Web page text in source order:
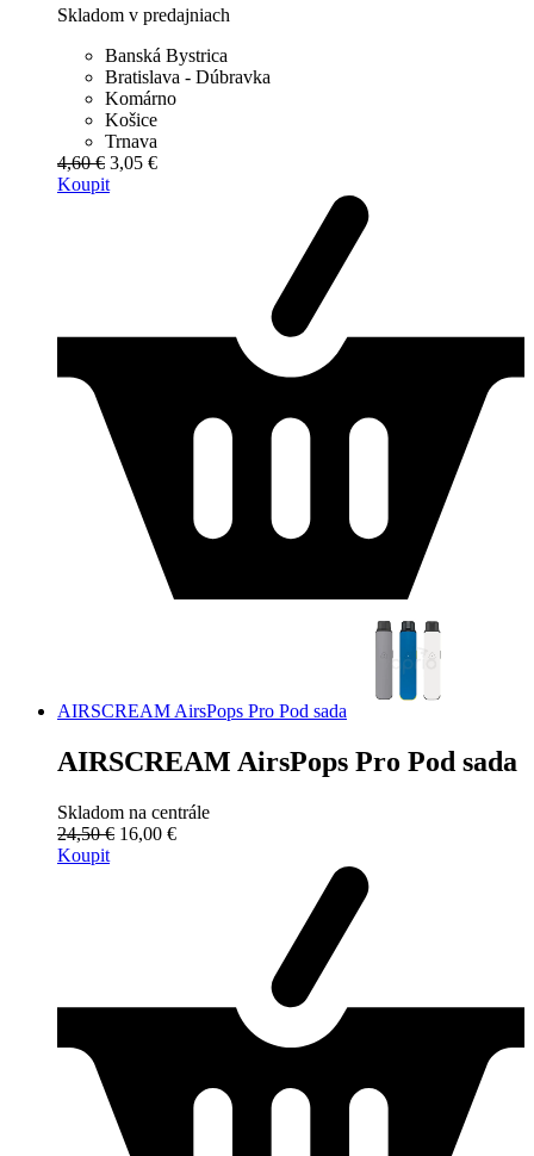
Skladom v predajniach
Banská Bystrica
Bratislava - Dúbravka
Komárno
Košice
Trnava
4,60 € 3,05 €
Koupit
AIRSCREAM AirsPops Pro Pod sada
AIRSCREAM AirsPops Pro Pod sada
Skladom na centrále
24,50 € 16,00 €
Koupit